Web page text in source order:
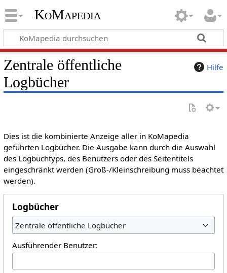
KoMapedia
Hilfe
Zentrale öffentliche
Logbücher
Dies ist die kombinierte Anzeige aller in KoMapedia
geführten Logbücher. Die Ausgabe kann durch die Auswahl
des Logbuchtyps, des Benutzers oder des Seitentitels
eingeschränkt werden (Groß-/Kleinschreibung muss beachtet
werden).
Logbücher
Zentrale öffentliche Logbücher
Ausführender Benutzer: